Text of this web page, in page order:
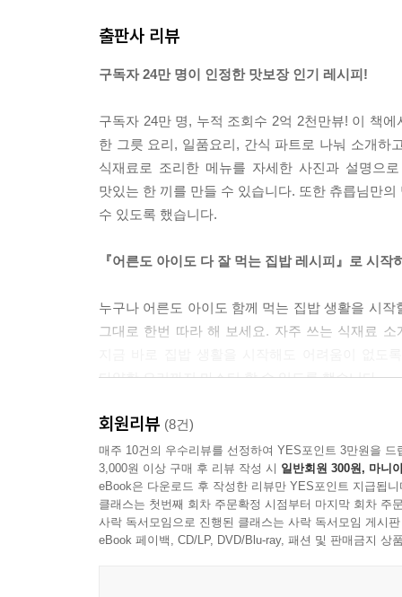
출판사 리뷰
구독자 24만 명이 인정한 맛보장 인기 레시피!
구독자 24만 명, 누적 조회수 2억 2천만뷰! 이 책
한 그릇 요리, 일품요리, 간식 파트로 나눠 소개하
식재료로 조리한 메뉴를 자세한 사진과 설명으
맛있는 한 끼를 만들 수 있습니다. 또한 츄릅님만
수 있도록 했습니다.
『어른도 아이도 다 잘 먹는 집밥 레시피』로 시작
누구나 어른도 아이도 함께 먹는 집밥 생활을 시
그대로 한번 따라 해 보세요. 자주 쓰는 식재료
다양한 요리까지 마스터 할 수 있도록 했습니다.
책에서만 공개하는 편식 없는 아이로 키우는 노하
츄릅님 채널에서 가장 인기가 많은 콘텐츠 ‘밥 줘
우리 아이는 매일 밥 먹이는게 힘들지? 라고 고
공개합니다. 또한 〈어른도 아이도 다 잘 먹는
공개합니다.
회원리뷰 (8건)
매주 10건의 우수리뷰를 선정하여 YES포인트 3만원을 드
3,000원 이상 구매 후 리뷰 작성 시 일반회원 300원, 마니
eBook은 다운로드 후 작성한 리뷰만 YES포인트 지급됩니
클래스는 첫번째 회차 주문확정 시점부터 마지막 회차 주
사락 독서모임으로 진행된 클래스는 사락 독서모임 게시
eBook 페이백, CD/LP, DVD/Blu-ray, 패션 및 판매금지 상